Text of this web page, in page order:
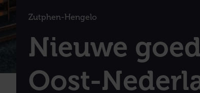
Zutphen-Hengelo
:
Nieuwe
Oost-